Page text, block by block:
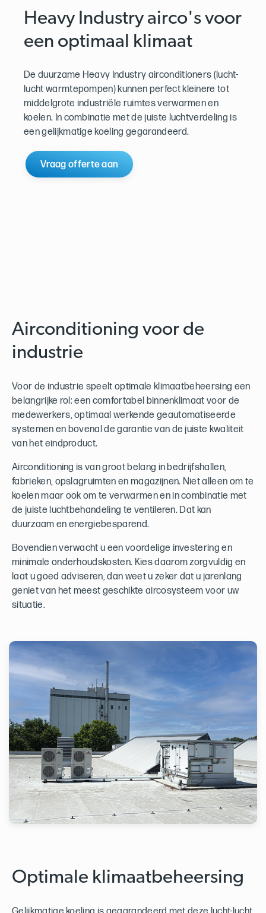
Heavy Industry airco's voor
een optimaal klimaat
De duurzame Heavy Industry airconditioners (lucht-
lucht warmtepompen) kunnen perfect kleinere tot
middelgrote industriële ruimtes verwarmen en
koelen. In combinatie met de juiste luchtverdeling is
een gelijkmatige koeling gegarandeerd.
Vraag offerte aan
Airconditioning voor de
industrie
Voor de industrie speelt optimale klimaatbeheersing een
belangrijke rol: een comfortabel binnenklimaat voor de
medewerkers, optimaal werkende geautomatiseerde
systemen en bovenal de garantie van de juiste kwaliteit
van het eindproduct.
Airconditioning is van groot belang in bedrijfshallen,
fabrieken, opslagruimten en magazijnen. Niet alleen om te
koelen maar ook om te verwarmen en in combinatie met
de juiste luchtbehandeling te ventileren. Dat kan
duurzaam en energiebesparend.
Bovendien verwacht u een voordelige investering en
minimale onderhoudskosten. Kies daarom zorgvuldig en
laat u goed adviseren, dan weet u zeker dat u jarenlang
geniet van het meest geschikte aircosysteem voor uw
situatie.
Optimale klimaatbeheersing